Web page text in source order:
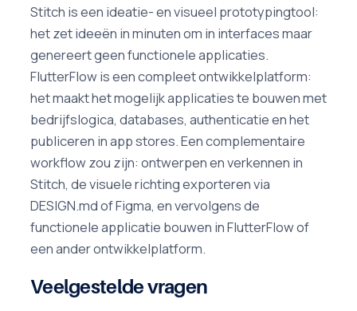
Stitch is een ideatie- en visueel prototypingtool:
het zet ideeën in minuten om in interfaces maar
genereert geen functionele applicaties.
FlutterFlow is een compleet ontwikkelplatform:
het maakt het mogelijk applicaties te bouwen met
bedrijfslogica, databases, authenticatie en het
publiceren in app stores. Een complementaire
workflow zou zijn: ontwerpen en verkennen in
Stitch, de visuele richting exporteren via
DESIGN.md of Figma, en vervolgens de
functionele applicatie bouwen in FlutterFlow of
een ander ontwikkelplatform.
Veelgestelde vragen